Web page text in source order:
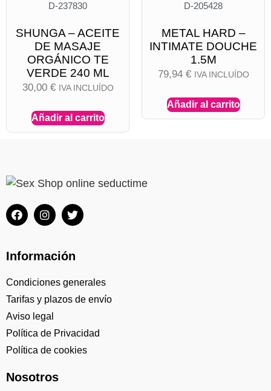
D-237830
SHUNGA – ACEITE
DE MASAJE
ORGÁNICO TE
VERDE 240 ML
30,00 € IVA INCLUÍDO
Añadir al carrito
D-205428
METAL HARD –
INTIMATE DOUCHE
1.5M
79,94 € IVA INCLUÍDO
Añadir al carrito
Información
Condiciones generales
Tarifas y plazos de envío
Aviso legal
Política de Privacidad
Política de cookies
Nosotros